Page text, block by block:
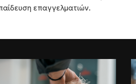
επαγγελματιών.